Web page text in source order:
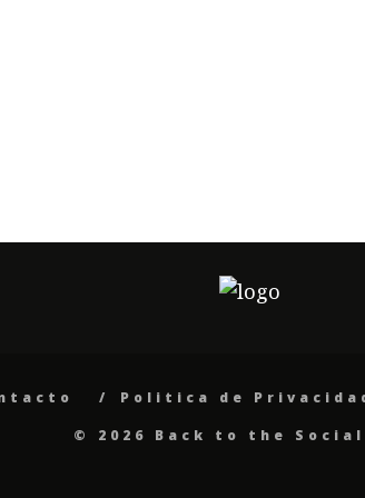
Politica de
© 2026 Back to the Social